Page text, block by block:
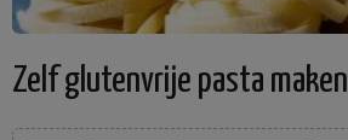
Zelf glutenvrije pasta maken